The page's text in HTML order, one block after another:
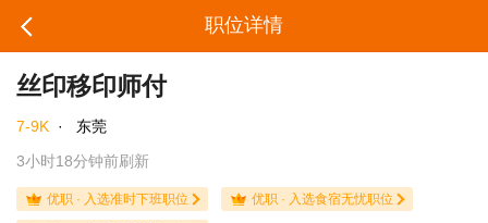
职位详情
丝印移印师付
7-9K ·
东莞
3小时18分钟前刷新
优职 · 入选准时下班职位 优职 · 入选食宿无忧职位